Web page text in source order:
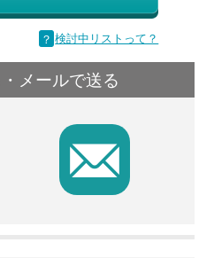
？ 検討中リストって？
メールで送る
F